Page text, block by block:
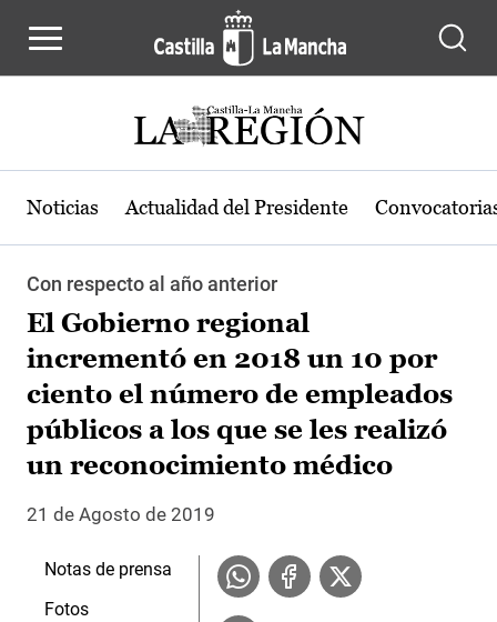
Noticias Actualidad del Presidente
Con respecto al año anterior
El Gobierno regional
incrementó en 2018 un 10 por
ciento el número de empleados
públicos a los que se les realizó
un reconocimiento médico
21 de Agosto de 2019
Notas de prensa
Fotos